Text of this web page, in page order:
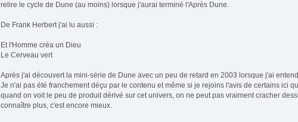
relire le cycle de Dune (au moins) lorsque j'aurai terminé l'Après Dune.
De Frank Herbert j'ai lu aussi :
Et l'Homme créa un Dieu
Le Cerveau vert
Après j'ai découvert la mini-série de Dune avec un peu de retard en 2003 lorsque j'ai
Je n'ai pas été franchement déçu par le contenu et même si je rejoins l'avis de certains ici
quand on voit le peu de produit dérivé sur cet univers, on ne peut pas vraiment cracher
connaître plus, c'est encore mieux.